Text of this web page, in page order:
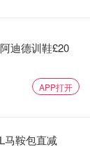
迪德训鞋£20
APP打开
马鞍包直减